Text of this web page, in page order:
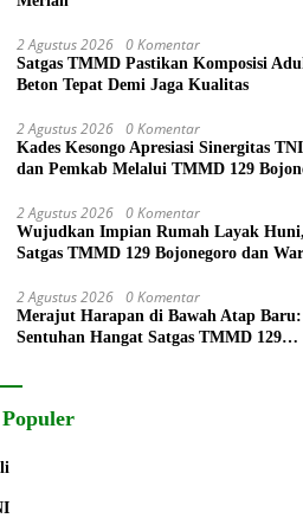
2 Agustus 2026 0 Komentar
Satgas TMMD Pastikan Komposisi
Beton Tepat Demi Jaga Kualitas
2 Agustus 2026 0 Komentar
Kades Kesongo Apresiasi Sinergitas
dan Pemkab Melalui TMMD 129
2 Agustus 2026 0 Komentar
Wujudkan Impian Rumah Layak Huni,
Satgas TMMD 129 Bojonegoro dan
Ibu Tini
2 Agustus 2026 0 Komentar
Merajut Harapan di Bawah Atap Baru:
Sentuhan Hangat Satgas TMMD 129